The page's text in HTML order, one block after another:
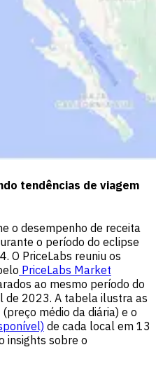
tendências de viagem
o desempenho de receita
o período do eclipse
O PriceLabs reuniu os
PriceLabs Market
ao mesmo período do
de 2023. A tabela ilustra as
(preço médio da diária) e o
de cada local em 13
insights sobre o